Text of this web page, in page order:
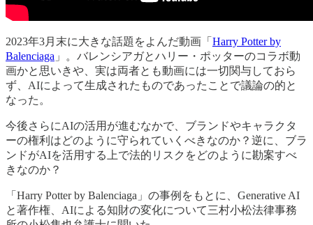
2023年3月末に大きな話題をよんだ動画「 Harry Potter by
Balenciaga 」。バレンシアガとハリー・ポッターのコラボ動
画かと思いきや、実は両者とも動画には一切関与しておら
ず、AIによって生成されたものであったことで議論の的と
なった。
今後さらにAIの活用が進むなかで、ブランドやキャラクタ
ーの権利はどのように守られていくべきなのか？逆に、ブラ
ンドがAIを活用する上で法的リスクをどのように勘案すべ
きなのか？
「Harry Potter by Balenciaga」の事例をもとに、Generative AI
と著作権、AIによる知財の変化について三村小松法律事務